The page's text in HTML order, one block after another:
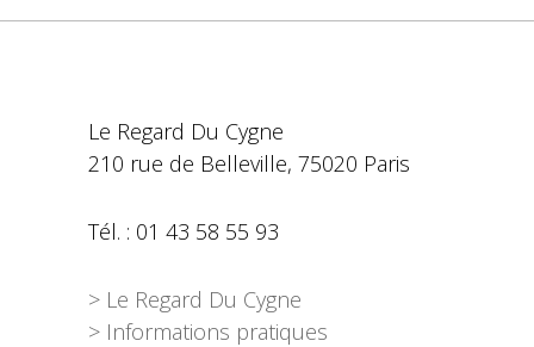
Le Regard Du Cygne
210 rue de Belleville, 75020 Paris
Tél. : 01 43 58 55 93
> Le Regard Du Cygne
> Informations pratiques